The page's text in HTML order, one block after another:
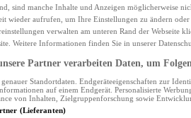
sind manche Inhalte und Anzeigen möglicherweise
wieder aufrufen, um Ihre Einstellungen zu ändern
verwalten am unteren Rand der Webseite
Weitere Informationen finden Sie in unserer
Partner verarbeiten Daten, um
Standortdaten. Endgeräteeigenschaften zur
auf einem Endgerät. Personalisierte
von Inhalten, Zielgruppenforschung sowie
(Lieferanten)